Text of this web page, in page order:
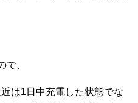
で、
は1日中充電した状態でな